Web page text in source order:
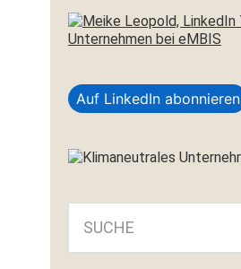
Auf LinkedIn abonnieren